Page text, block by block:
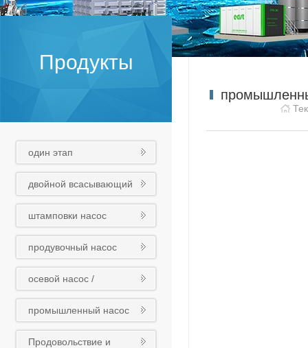
Продукты
один этап
центробежный насос
двойной всасывающий
насос
штамповки насос
продувочный насос
осевой насос /
смесительный насос /
трубный насос
промышленный насос
Продовольствие и